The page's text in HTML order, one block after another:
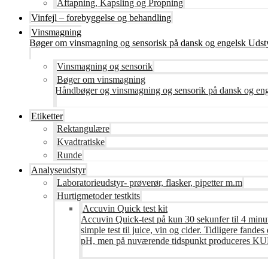
Aftapning, Kapsling og Propning
Vinfejl – forebyggelse og behandling
Vinsmagning
Bøger om vinsmagning og sensorisk på dansk og engelsk
Vinsmagning og sensorik
Bøger om vinsmagning
Håndbøger og vinsmagning og sensorik på dansk og
Etiketter
Rektangulære
Kvadtratiske
Runde
Analyseudstyr
Laboratorieudstyr- prøverør, flasker, pipetter m.m
Hurtigmetoder testkits
Accuvin Quick test kit
Accuvin Quick-test på kun 30 sekunfer til 4
simple test til juice, vin og cider. Tidligere
pH, men på nuværende tidspunkt produceres